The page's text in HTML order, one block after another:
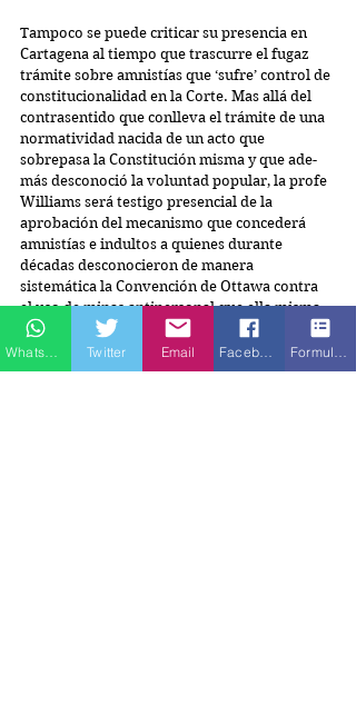
Tampoco se puede criticar su presencia en
Cartagena al tiempo que trascurre el fugaz
trámite sobre amnistías que ‘sufre’ control de
constitucionalidad en la Corte. Mas allá del
contrasentido que conlleva el trámite de una
normatividad nacida de un acto que
sobrepasa la Constitución misma y que ade-
más desconoció la voluntad popular, la profe
Williams será testigo presencial de la
aprobación del mecanismo que concederá
amnistías e indultos a quienes durante
décadas desconocieron de manera
sistemática la Convención de Ottawa contra
el uso de minas antipersonal que ella misma
impulsó, así como el Protocolo que prohíbe el
empleo de minas, armas trampa y otros
artefactos, entre otros instrumentos de DIH
Twitter Email